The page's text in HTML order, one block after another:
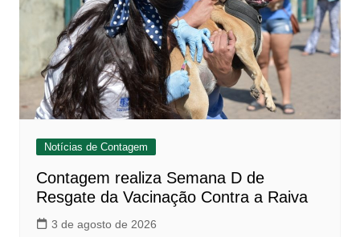
Notícias de Contagem
Contagem realiza Semana D de
Resgate da Vacinação Contra a Raiva
3 de agosto de 2026